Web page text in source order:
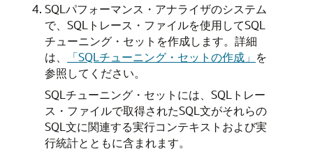
SQLパフォーマンス・アナライザのシステム
で、SQLトレース・ファイルを使用してSQL
チューニング・セットを作成します。詳細
は、
「SQLチューニング・セットの作成」 を
参照してください。
SQLチューニング・セットには、SQLトレー
ス・ファイルで取得されたSQL文がそれらの
SQL文に関連する実行コンテキストおよび実
行統計とともに含まれます。